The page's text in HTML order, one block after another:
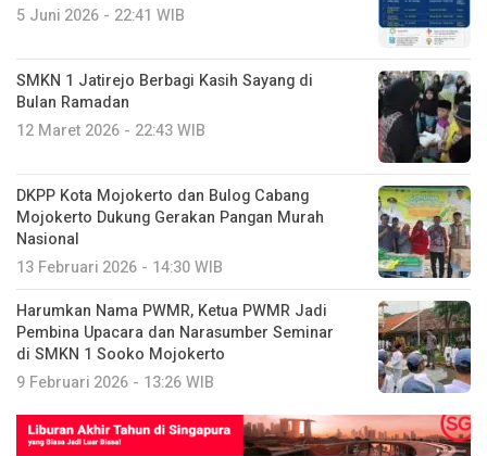
5 Juni 2026 - 22:41 WIB
SMKN 1 Jatirejo Berbagi Kasih Sayang di
Bulan Ramadan
12 Maret 2026 - 22:43 WIB
DKPP Kota Mojokerto dan Bulog Cabang
Mojokerto Dukung Gerakan Pangan Murah
Nasional
13 Februari 2026 - 14:30 WIB
Harumkan Nama PWMR, Ketua PWMR Jadi
Pembina Upacara dan Narasumber Seminar
di SMKN 1 Sooko Mojokerto
9 Februari 2026 - 13:26 WIB